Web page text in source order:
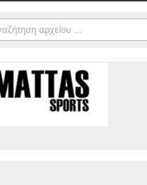
αναζήτησης